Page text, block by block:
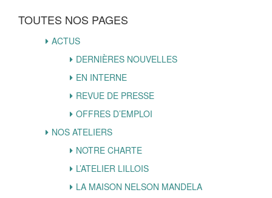
TOUTES NOS PAGES
ACTUS
DERNIÈRES NOUVELLES
EN INTERNE
REVUE DE PRESSE
OFFRES D’EMPLOI
NOS ATELIERS
NOTRE CHARTE
L’ATELIER LILLOIS
LA MAISON NELSON MANDELA